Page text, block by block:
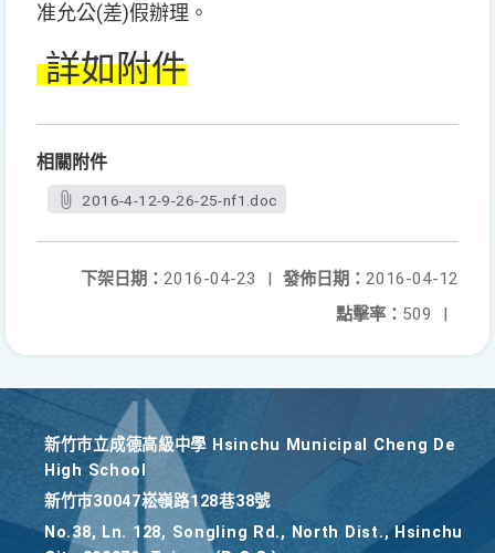
准允公(差)假辦理。
詳如附件
相關附件
2016-4-12-9-26-25-nf1.doc
發佈日期： 2016-04-12
下架日期： 2016-04-23
|
點擊率： 509 |
新竹巿立成德高級中學 Hsinchu Municipal Cheng De
High School
新竹巿30047崧嶺路128巷38號
No.38, Ln. 128, Songling Rd., North Dist., Hsinchu